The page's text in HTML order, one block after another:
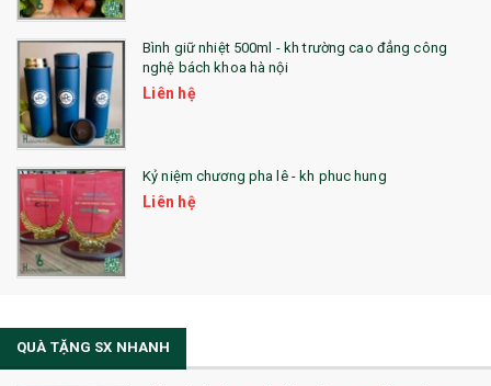
Bình giữ nhiệt 500ml - kh trường cao đẳng công
nghệ bách khoa hà nội
Liên hệ
Kỷ niệm chương pha lê - kh phuc hung
Liên hệ
QUÀ TẶNG SX NHANH